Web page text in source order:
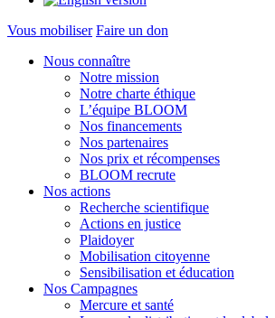
Vous mobiliser Faire un don
Nous connaître
Notre mission
Notre charte éthique
L’équipe BLOOM
Nos financements
Nos partenaires
Nos prix et récompenses
BLOOM recrute
Nos actions
Recherche scientifique
Actions en justice
Plaidoyer
Mobilisation citoyenne
Sensibilisation et éducation
Nos Campagnes
Mercure et santé